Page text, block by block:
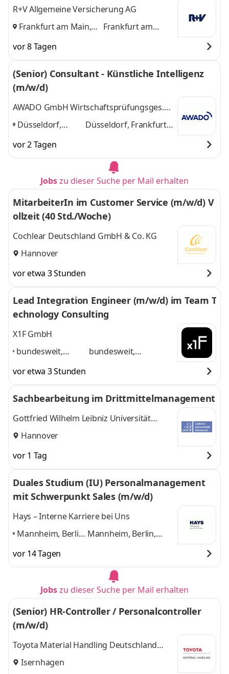
R+V Allgemeine Versicherung AG
Frankfurt am Main,
Frankfurt am
vor 8 Tagen
(Senior) Consultant - Künstliche Intelligenz
(m/w/d)
AWADO GmbH Wirtschaftsprüfungsges.
Steuerberatungsges.
Düsseldorf,
Hannover,
Düsseldorf, Frankfurt
vor 2 Tagen
Jobszu dieser Suche per Mail erhalten
MitarbeiterIn im Customer Service (m/w/d) V
ollzeit (40 Std./Woche)
Cochlear Deutschland GmbH & Co. KG
Hannover
vor etwa 3 Stunden
Lead Integration Engineer (m/w/d) im Team T
echnology Consulting
X1F GmbH
bundesweit,
Frankfurt,
Hamburg,
Hannover,
München,
bundesweit,
Münchenund 3
weitere
vor etwa 3 Stunden
Sachbearbeitung im Drittmittelmanagement
Gottfried Wilhelm Leibniz Universität
Hannover
Hannover
vor 1 Tag
Duales Studium (IU) Personalmanagement
mit Schwerpunkt Sales (m/w/d)
Hays – Interne Karriere bei Uns
Mannheim, Berlin,
Düsseldorf,
Hannover,
Mannheim, Berlin,
weitere
vor 14 Tagen
Jobszu dieser Suche per Mail erhalten
(Senior) HR-Controller / Personalcontroller
(m/w/d)
Toyota Material Handling Deutschland
GmbH
Isernhagen